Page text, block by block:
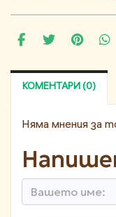
КОМЕНТАРИ (0)
Няма мнения за